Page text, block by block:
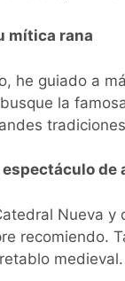
mítica rana
he guiado a
la
de
Nueva
recomiendo.
medieval.